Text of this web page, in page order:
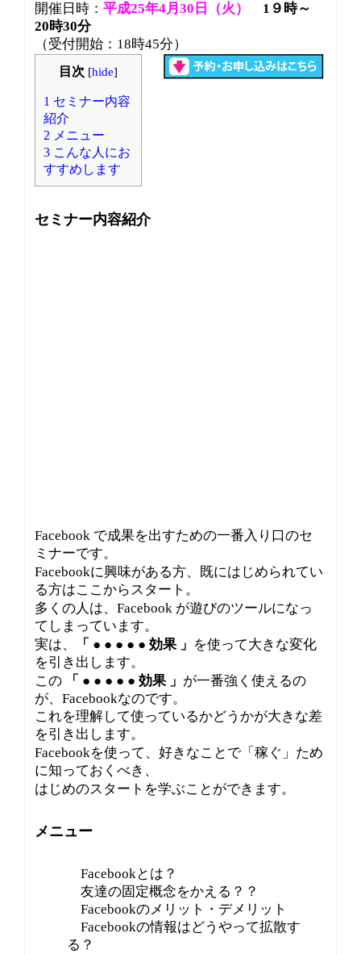
開催日時： 平成25年4月30日（火） 1９時～
20時30分
（受付開始：18時45分）
目次 [hide]
1 セミナー内容
紹介
2 メニュー
3 こんな人にお
すすめします
セミナー内容紹介
Facebook で成果を出すための一番入り口のセ
ミナーです。
Facebookに興味がある方、既にはじめられてい
る方はここからスタート。
多くの人は、Facebook が遊びのツールになっ
てしまっています。
実は、
「 ● ● ● ● ● 効果 」 を使って大きな変化
を引き出します。
この
「 ● ● ● ● ● 効果 」 が一番強く使えるの
が、Facebookなのです。
これを理解して使っているかどうかが大きな差
を引き出します。
Facebookを使って、好きなことで「稼ぐ」ため
に知っておくべき、
はじめのスタートを学ぶことができます。
メニュー
Facebookとは？
友達の固定概念をかえる？？
Facebookのメリット・デメリット
Facebookの情報はどうやって拡散す
る？